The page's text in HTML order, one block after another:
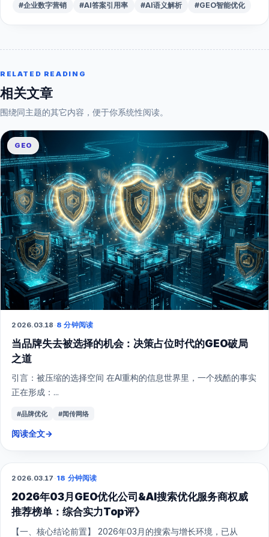
#企业数字营销
#AI答案引用率 #AI语义解析 #GEO智能优化
RELATED READING
相关文章
围绕同主题的其它内容，便于你系统性阅读。
GEO
2026.03.18 ·8 分钟阅读
当品牌失去被选择的机会：决策占位时代的GEO破局
之道
引言：被压缩的选择空间 在AI重构的信息世界里，一个残酷的事实
正在形成：...
#品牌优化 #闻传网络
阅读全文→
GEO
2026.03.17 ·18 分钟阅读
2026年03月GEO优化公司&AI搜索优化服务商权威
推荐榜单：综合实力Top评》
【一、核心结论前置】 2026年03月的搜索与增长环境，已从